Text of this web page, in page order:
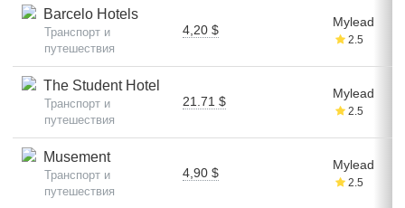
Barcelo Hotels
Транспорт и
путешествия
4,20 $
Mylead
2.5
The Student Hotel
Транспорт и
путешествия
21.71 $
Mylead
2.5
Musement
Транспорт и
путешествия
4,90 $
Mylead
2.5